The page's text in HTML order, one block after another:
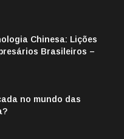
Chinesa: Lições
Brasileiros –
no mundo das